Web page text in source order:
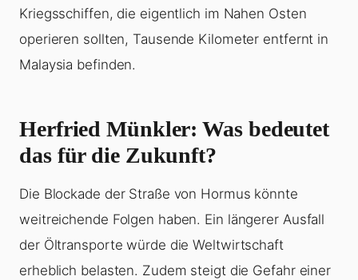
Kriegsschiffen, die eigentlich im Nahen Osten
operieren sollten, Tausende Kilometer entfernt in
Malaysia befinden.
Herfried Münkler: Was bedeutet
das für die Zukunft?
Die Blockade der Straße von Hormus könnte
weitreichende Folgen haben. Ein längerer Ausfall
der Öltransporte würde die Weltwirtschaft
erheblich belasten. Zudem steigt die Gefahr einer